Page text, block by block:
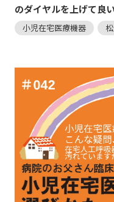
のダイヤルを上げて良
小児在宅医療機器